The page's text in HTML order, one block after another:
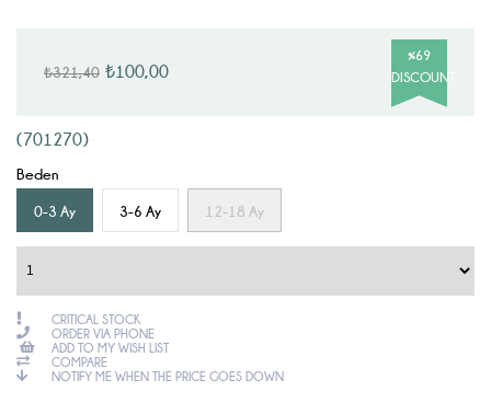
₺321,40 ₺100,00
%69
DISCOUNT
(701270)
Beden
0-3 Ay 3-6 Ay 12-18 Ay
CRITICAL STOCK
ORDER VIA PHONE
ADD TO MY WISH LIST
COMPARE
NOTIFY ME WHEN THE PRICE GOES DOWN